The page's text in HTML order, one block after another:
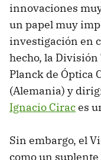
innovaciones
un papel muy
investigación en
hecho, la
Planck de Óptica
(Alemania) y
Ignacio Ciraces
Sin embargo, el
como un suplente